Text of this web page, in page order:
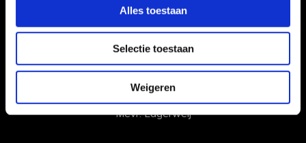
Alles toestaan
Selectie toestaan
Weigeren
geen vraag was te gek
en alles is goed
geregeld.”
Mevr. Lagerweij